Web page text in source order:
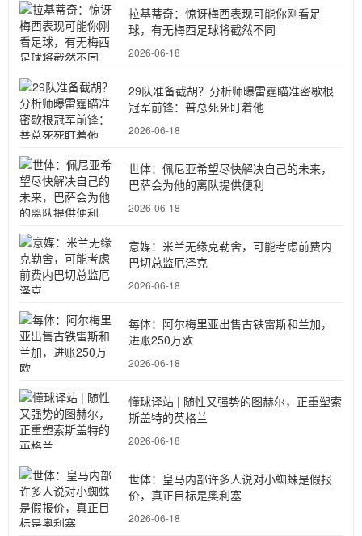
拉基蒂奇：惊讶梅西表现可能你刚看足
球，有无梅西足球将截然不同
2026-06-18
29队准备截胡？分析师曝雷霆瞄准密歇根
冠军前锋：普总死死盯着他
2026-06-18
世体：佩尼亚希望尽快解决自己的未来，
巴萨会为他的离队提供便利
2026-06-18
意媒：米兰无缘克勒舍，可能考虑前费内
巴切总监厄泽克
2026-06-18
每体：阿尔梅里亚出售古铁雷斯和兰加，
进账250万欧
2026-06-18
懂球译站 | 随性又强势的图赫尔，正重塑索
斯盖特的英格兰
2026-06-18
世体：皇马内部许多人说对小蜘蛛是假报
价，真正目标是奥利塞
2026-06-18